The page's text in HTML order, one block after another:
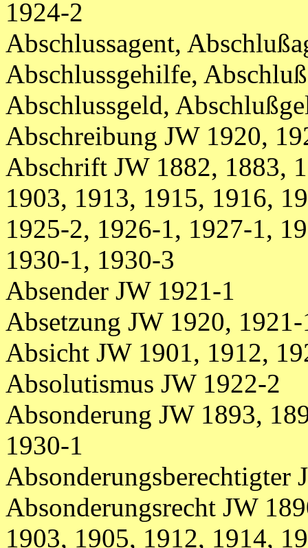
1924-2
Abschlussagent,
Abschlussgehilfe,
Abschlussgeld,
Abschreibung JW 1920,
Abschrift JW 1882, 1883,
1903, 1913, 1915, 1916,
1925-2, 1926-1, 1927-1,
1930-1, 1930-3
Absender JW 1921-1
Absetzung JW 1920,
Absicht JW 1901, 1912,
Absolutismus JW 1922-2
Absonderung JW 1893,
1930-1
Absonderungsberechtigter
Absonderungsrecht JW
1903, 1905, 1912, 1914,